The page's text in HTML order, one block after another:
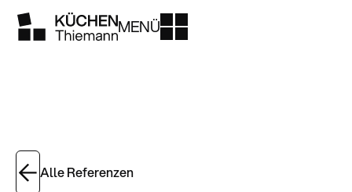
MENÜ
Alle Referenzen